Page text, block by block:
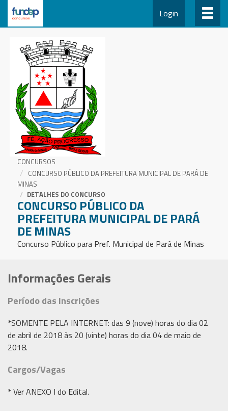
Login
CONCURSOS
CONCURSO PÚBLICO DA PREFEITURA MUNICIPAL DE PARÁ DE
MINAS
DETALHES DO CONCURSO
CONCURSO PÚBLICO DA
PREFEITURA MUNICIPAL DE PARÁ
DE MINAS
Concurso Público para Pref. Municipal de Pará de Minas
Informações Gerais
Período das Inscrições
*SOMENTE PELA INTERNET: das 9 (nove) horas do dia 02
de abril de 2018 às 20 (vinte) horas do dia 04 de maio de
2018.
Cargos/Vagas
* Ver ANEXO I do Edital.